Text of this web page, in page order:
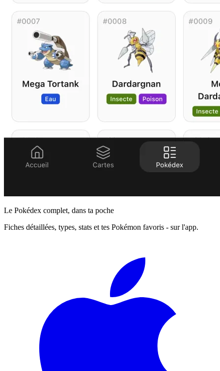
Le Pokédex complet, dans ta poche
Fiches détaillées, types, stats et tes Pokémon favoris - sur l'app.